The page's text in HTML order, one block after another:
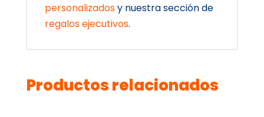
personalizadosy nuestra sección de
regalos ejecutivos.
Productos relacionados